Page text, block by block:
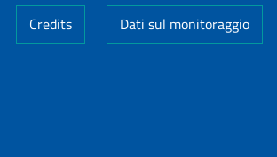
Credits Dati sul monitoraggio